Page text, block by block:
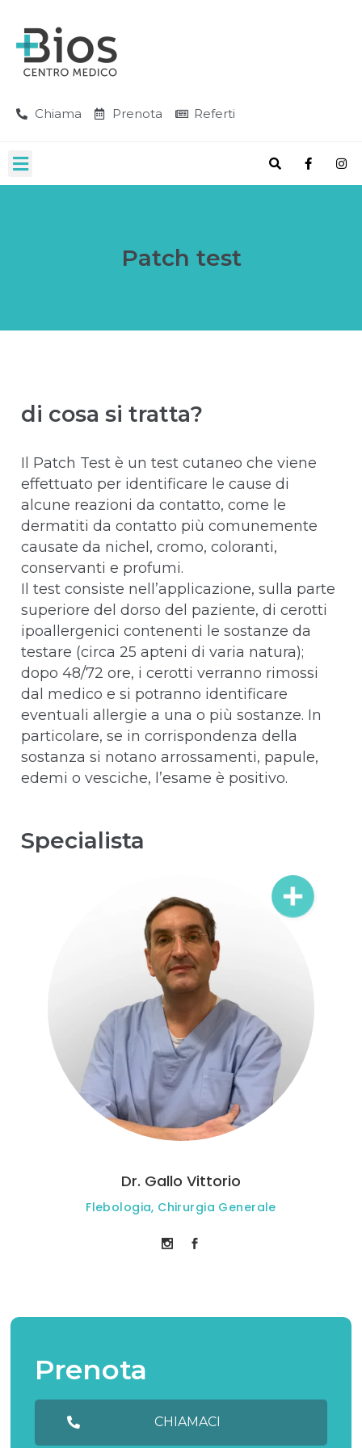
Chiama Prenota Referti
Patch test
di cosa si tratta?
Il Patch Test è un test cutaneo che viene
effettuato per identificare le cause di
alcune reazioni da contatto, come le
dermatiti da contatto più comunemente
causate da nichel, cromo, coloranti,
conservanti e profumi.
Il test consiste nell’applicazione, sulla parte
superiore del dorso del paziente, di cerotti
ipoallergenici contenenti le sostanze da
testare (circa 25 apteni di varia natura);
dopo 48/72 ore, i cerotti verranno rimossi
dal medico e si potranno identificare
eventuali allergie a una o più sostanze. In
particolare, se in corrispondenza della
sostanza si notano arrossamenti, papule,
edemi o vesciche, l’esame è positivo.
Specialista
Dr. Gallo Vittorio
Flebologia, Chirurgia Generale
Prenota
CHIAMACI